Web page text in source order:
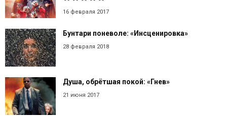
16 февраля 2017
Бунтари поневоле: «Инсценировка»
28 февраля 2018
Душа, обрётшая покой: «Гнев»
21 июня 2017